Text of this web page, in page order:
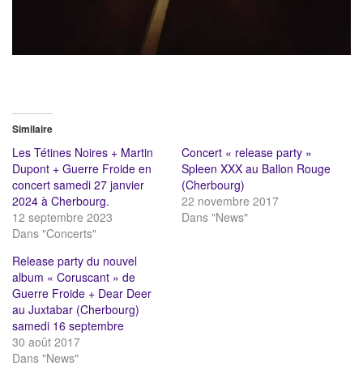
Similaire
Les Tétines Noires + Martin
Dupont + Guerre Froide en
concert samedi 27 janvier
2024 à Cherbourg.
12 septembre 2023
Dans "Concerts"
Concert « release party »
Spleen XXX au Ballon Rouge
(Cherbourg)
22 novembre 2017
Dans "News"
Release party du nouvel
album « Coruscant » de
Guerre Froide + Dear Deer
au Juxtabar (Cherbourg)
samedi 16 septembre
30 août 2017
Dans "News"